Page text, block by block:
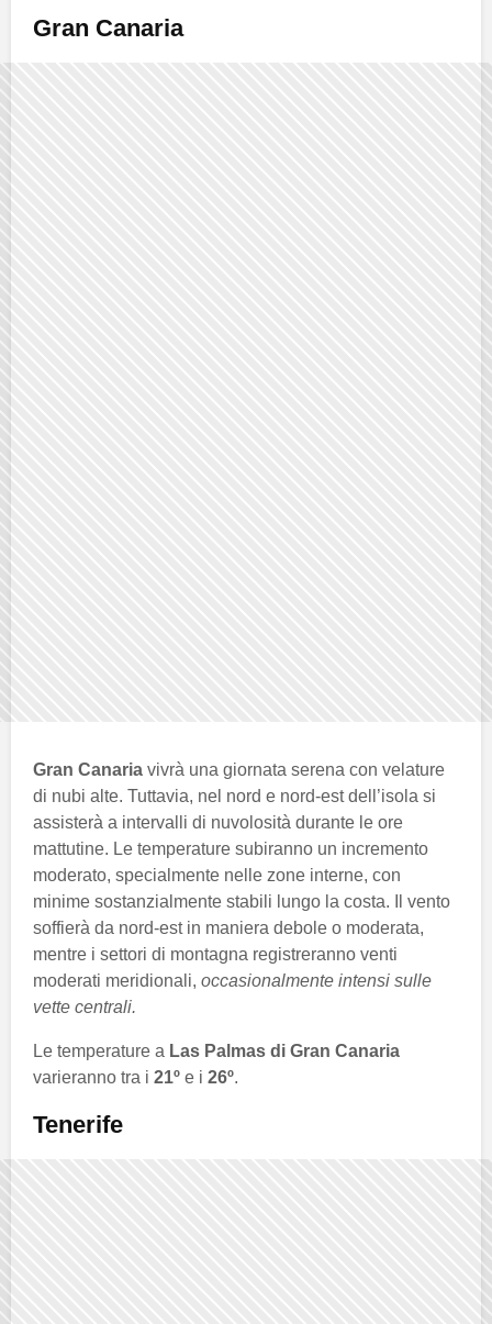
Gran Canaria
Gran Canaria vivrà una giornata serena con velature
di nubi alte. Tuttavia, nel nord e nord-est dell’isola si
assisterà a intervalli di nuvolosità durante le ore
mattutine. Le temperature subiranno un incremento
moderato, specialmente nelle zone interne, con
minime sostanzialmente stabili lungo la costa. Il vento
soffierà da nord-est in maniera debole o moderata,
mentre i settori di montagna registreranno venti
moderati meridionali, occasionalmente intensi sulle
vette centrali.
Le temperature a Las Palmas di Gran Canaria
varieranno tra i 21º e i 26º.
Tenerife